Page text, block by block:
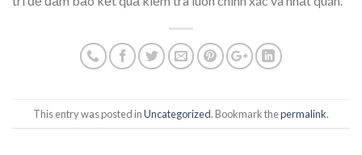
This entry was posted inUncategorized. Bookmark thepermalink.